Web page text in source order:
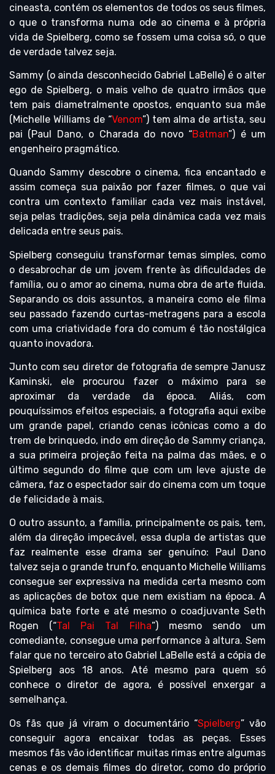
cineasta, contém os elementos de todos os seus filmes,
o que o transforma numa ode ao cinema e à própria
vida de Spielberg, como se fossem uma coisa só, o que
de verdade talvez seja.
Sammy (o ainda desconhecido Gabriel LaBelle) é o alter
ego de Spielberg, o mais velho de quatro irmãos que
tem pais diametralmente opostos, enquanto sua mãe
(Michelle Williams de “Venom”) tem alma de artista, seu
pai (Paul Dano, o Charada do novo “Batman”) é um
engenheiro pragmático.
Quando Sammy descobre o cinema, fica encantado e
assim começa sua paixão por fazer filmes, o que vai
contra um contexto familiar cada vez mais instável,
seja pelas tradições, seja pela dinâmica cada vez mais
delicada entre seus pais.
Spielberg conseguiu transformar temas simples, como
o desabrochar de um jovem frente às dificuldades de
família, ou o amor ao cinema, numa obra de arte fluida.
Separando os dois assuntos, a maneira como ele filma
seu passado fazendo curtas-metragens para a escola
com uma criatividade fora do comum é tão nostálgica
quanto inovadora.
Junto com seu diretor de fotografia de sempre Janusz
Kaminski, ele procurou fazer o máximo para se
aproximar da verdade da época. Aliás, com
pouquíssimos efeitos especiais, a fotografia aqui exibe
um grande papel, criando cenas icônicas como a do
trem de brinquedo, indo em direção de Sammy criança,
a sua primeira projeção feita na palma das mães, e o
último segundo do filme que com um leve ajuste de
câmera, faz o espectador sair do cinema com um toque
de felicidade à mais.
O outro assunto, a família, principalmente os pais, tem,
além da direção impecável, essa dupla de artistas que
faz realmente esse drama ser genuíno: Paul Dano
talvez seja o grande trunfo, enquanto Michelle Williams
consegue ser expressiva na medida certa mesmo com
as aplicações de botox que nem existiam na época. A
química bate forte e até mesmo o coadjuvante Seth
Rogen (“Tal Pai Tal Filha”) mesmo sendo um
comediante, consegue uma performance à altura. Sem
falar que no terceiro ato Gabriel LaBelle está a cópia de
Spielberg aos 18 anos. Até mesmo para quem só
conhece o diretor de agora, é possível enxergar a
semelhança.
Os fãs que já viram o documentário “Spielberg” vão
conseguir agora encaixar todas as peças. Esses
mesmos fãs vão identificar muitas rimas entre algumas
cenas e os demais filmes do diretor, como do próprio